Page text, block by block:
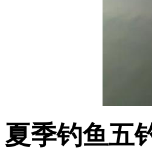
夏季钓鱼五